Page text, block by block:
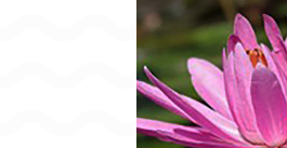
AUTRES PLANTES AQUATIQUES
PACKS & ACCESSOIRES